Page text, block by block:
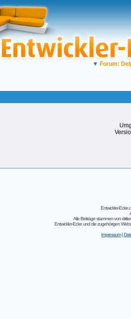
▼ Forum:
Entwickler-
Alle Beiträge stammen von
Entwickler-Ecke und die zugehörigen
Impressum|